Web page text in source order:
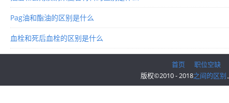
Pag油和酯油的区别是什么
血栓和死后血栓的区别是什么
首页
职位空缺
版权©2010 - 2018之间的区别